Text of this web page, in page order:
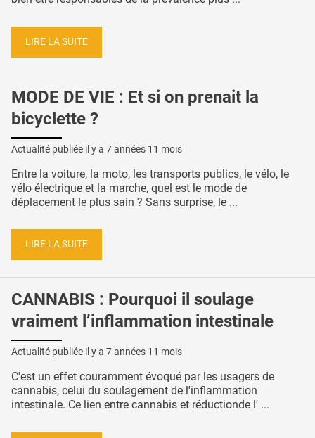
LIRE LA SUITE
MODE DE VIE : Et si on prenait la
bicyclette ?
Actualité publiée il y a 7 années 11 mois
Entre la voiture, la moto, les transports publics, le vélo, le
vélo électrique et la marche, quel est le mode de
déplacement le plus sain ? Sans surprise, le ...
LIRE LA SUITE
CANNABIS : Pourquoi il soulage
vraiment l’inflammation intestinale
Actualité publiée il y a 7 années 11 mois
C'est un effet couramment évoqué par les usagers de
cannabis, celui du soulagement de l'inflammation
intestinale. Ce lien entre cannabis et réductionde l' ...